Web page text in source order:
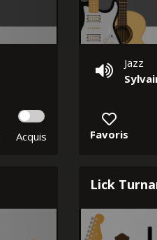
Acquis
Jazz
Favoris
Lick